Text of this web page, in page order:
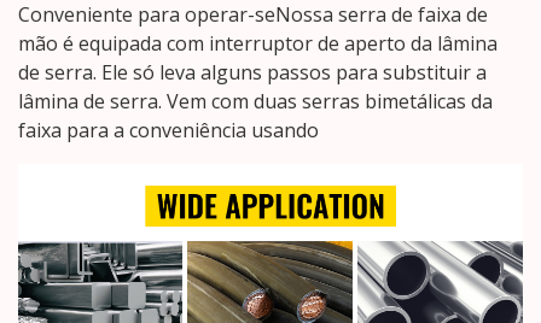
Conveniente para operar-seNossa serra de faixa de
mão é equipada com interruptor de aperto da lâmina
de serra. Ele só leva alguns passos para substituir a
lâmina de serra. Vem com duas serras bimetálicas da
faixa para a conveniência usando